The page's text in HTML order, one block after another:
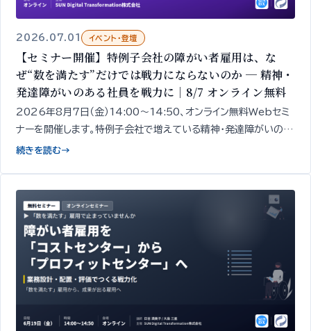
2026.07.01 イベント・登壇
【セミナー開催】特例子会社の障がい者雇用は、な
ぜ“数を満たす”だけでは戦力にならないのか ─ 精神・
発達障がいのある社員を戦力に｜8/7 オンライン無料
2026年8月7日（金）14:00〜14:50、オンライン無料Webセミ
ナーを開催します。特例子会社で増えている精神・発達障がいのあ
る社員を「戦力」に変え、特例子会社を“プロフィット化”するための
続きを読む→